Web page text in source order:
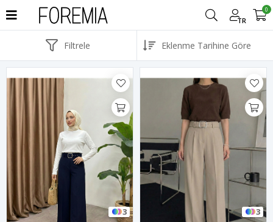
TR
0
Filtrele
3 3